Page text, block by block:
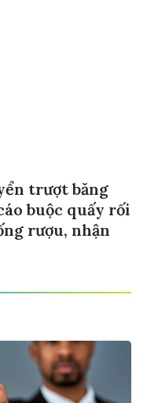
trượt băng
buộc quấy rối
rượu, nhận